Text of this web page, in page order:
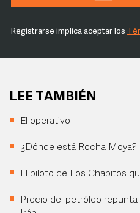
Registrarse implica aceptar los
LEE TAMBIÉN
El operativo
¿Dónde está Rocha Moya?
El piloto de Los Chapitos
Precio del petróleo